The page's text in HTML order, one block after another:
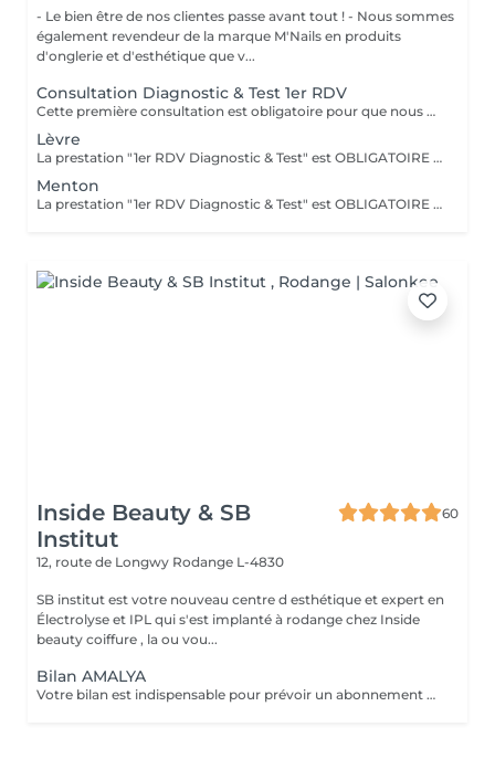
- Le bien être de nos clientes passe avant tout ! - Nous sommes
également revendeur de la marque M'Nails en produits
d'onglerie et d'esthétique que v...
Consultation Diagnostic & Test 1er RDV
Cette première consultation est obligatoire pour que nous puissions au mieux vous conseiller et mettre en place les prestations nécessaires.
Lèvre
La prestation "1er RDV Diagnostic & Test" est OBLIGATOIRE avant la première séance. Existe également en forfait de 5 séances à 160€ et une 6 ème offertes.
Menton
La prestation "1er RDV Diagnostic & Test" est OBLIGATOIRE avant la première séance. Existe également en forfait de 5 séances à 160€ et la 6 ème offertes.
Inside Beauty & SB
Institut
60
12, route de Longwy Rodange L-4830
SB institut est votre nouveau centre d esthétique et expert en
Électrolyse et IPL qui s'est implanté à rodange chez Inside
beauty coiffure , la ou vou...
Bilan AMALYA
Votre bilan est indispensable pour prévoir un abonnement ou séance pour la lumière pulsée. Il permettra de vous expliquer comment cela fonctionne ainsi de personnaliser votre forfait en fonction de vos besoins et de votre budget. La lumiere pulsée est une technique d'épilation définitive corps complet mais pas que ! Elle propose aussi : Photo rajeunissement Stimule la production de collagène-élastine Anti-tâches Traitement des rougeurs capillaires Traitement de l acné Votre bilan vous sera offert lors de la souscription d'un abonnement.